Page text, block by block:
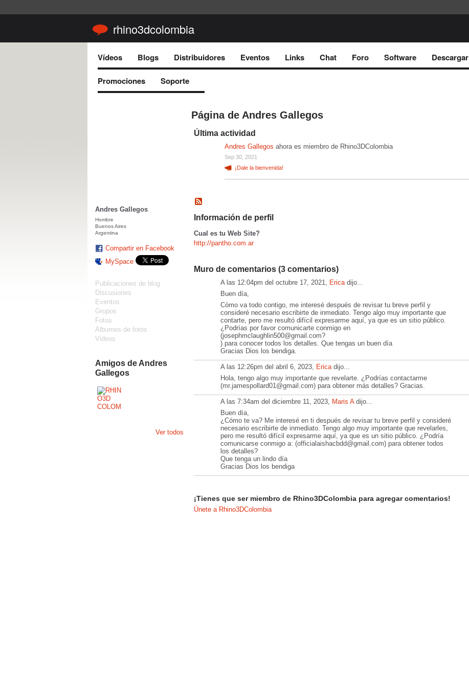
rhino3dcolombia
Vídeos Blogs Distribuidores Eventos Links Chat Foro Software Descargar
Promociones Soporte
Andres Gallegos
Hombre
Buenos Aires
Argentina
Compartir en Facebook
MySpace
Publicaciones de blog
Discusiones
Eventos
Grupos
Fotos
Álbumes de fotos
Videos
Amigos de Andres
Gallegos
Ver todos
Página de Andres Gallegos
Última actividad
Andres Gallegos ahora es miembro de Rhino3DColombia
Sep 30, 2021
¡Dale la bienvenida!
Información de perfil
Cual es tu Web Site?
http://pantho.com.ar
Muro de comentarios (3 comentarios)
A las 12:04pm del octubre 17, 2021, Ericadijo...
Buen día,
Cómo va todo contigo, me interesé después de revisar tu breve perfil y
consideré necesario escribirte de inmediato. Tengo algo muy importante que
contarte, pero me resultó difícil expresarme aquí, ya que es un sitio público.
¿Podrías por favor comunicarte conmigo en
(josephmclaughlin500@gmail.com?
) para conocer todos los detalles. Que tengas un buen día
Gracias Dios los bendiga.
A las 12:26pm del abril 6, 2023, Erica dijo...
Hola, tengo algo muy importante que revelarte. ¿Podrías contactarme
(mr.jamespollard01@gmail.com) para obtener más detalles? Gracias.
A las 7:34am del diciembre 11, 2023, Maris Adijo...
Buen día,
¿Cómo te va? Me interesé en ti después de revisar tu breve perfil y consideré
necesario escribirte de inmediato. Tengo algo muy importante que revelarles,
pero me resultó difícil expresarme aquí, ya que es un sitio público. ¿Podría
comunicarse conmigo a: (officialaishacbdd@gmail.com) para obtener todos
los detalles?
Que tenga un lindo día
Gracias Dios los bendiga
¡Tienes que ser miembro de Rhino3DColombia para agregar comentarios!
Únete a Rhino3DColombia